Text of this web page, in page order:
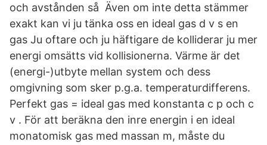
och avstånden så Även om inte detta stämmer
exakt kan vi ju tänka oss en ideal gas d v s en
gas Ju oftare och ju häftigare de kolliderar ju mer
energi omsätts vid kollisionerna. Värme är det
(energi-)utbyte mellan system och dess
omgivning som sker p.g.a. temperaturdifferens.
Perfekt gas = ideal gas med konstanta c p och c
v . För att beräkna den inre energin i en ideal
monatomisk gas med massan m, måste du